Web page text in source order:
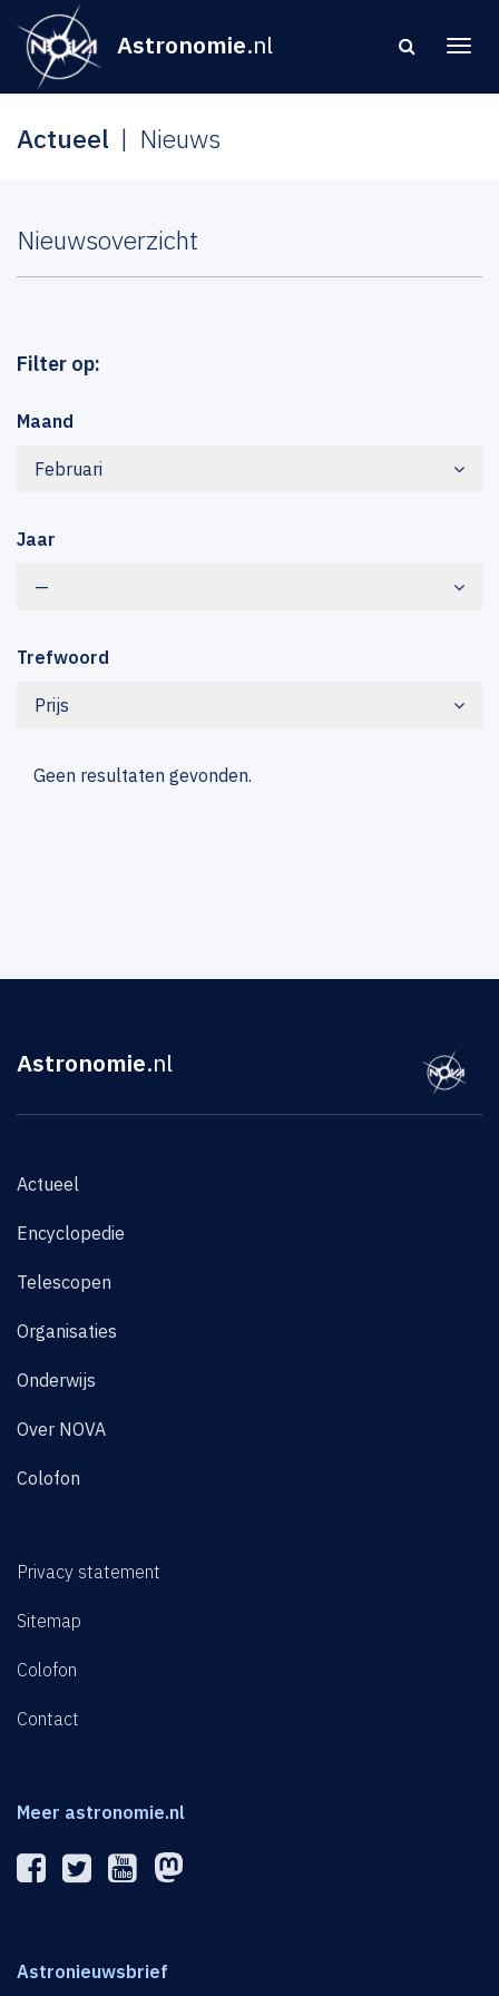
Astronomie.nl
Actueel Nieuws
Nieuwsoverzicht
Filter op:
Maand
Februari
Jaar
—
Trefwoord
Prijs
Geen resultaten gevonden.
Astronomie.nl
Actueel
Encyclopedie
Telescopen
Organisaties
Onderwijs
Over NOVA
Colofon
Privacy statement
Sitemap
Colofon
Contact
Meer astronomie.nl
Astronieuwsbrief